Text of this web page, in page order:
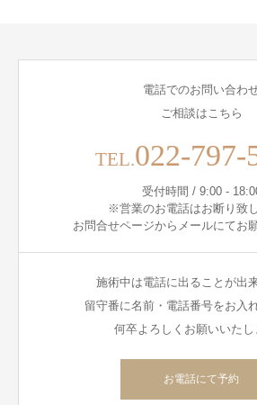
電話でのお問い合わ
ご相談はこちら
TEL.022-797-
受付時間 / 9:00 -
※営業のお電話はお断り致し
お問合せページからメールにてお
施術中は電話に出ることが出
留守番に名前・電話番号をお入
何卒よろしくお願いいたし
お電話にて予約